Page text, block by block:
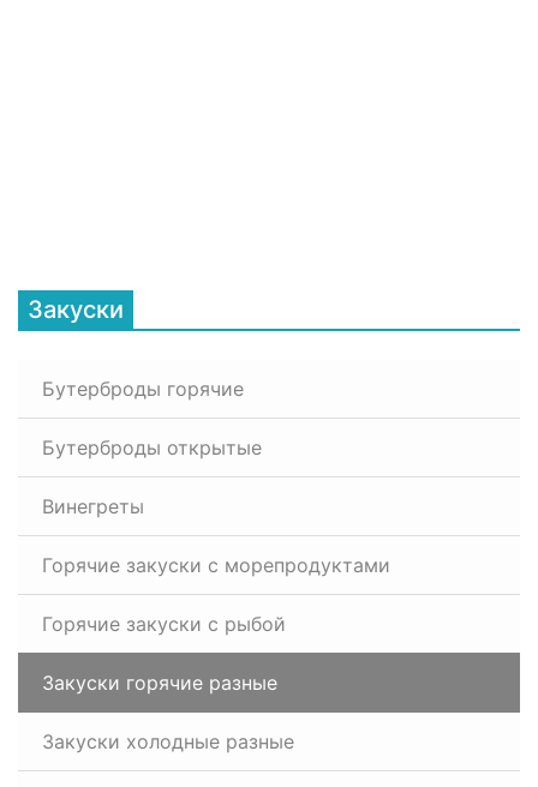
Закуски
Бутерброды горячие
Бутерброды открытые
Винегреты
Горячие закуски с морепродуктами
Горячие закуски с рыбой
Закуски горячие разные
Закуски холодные разные